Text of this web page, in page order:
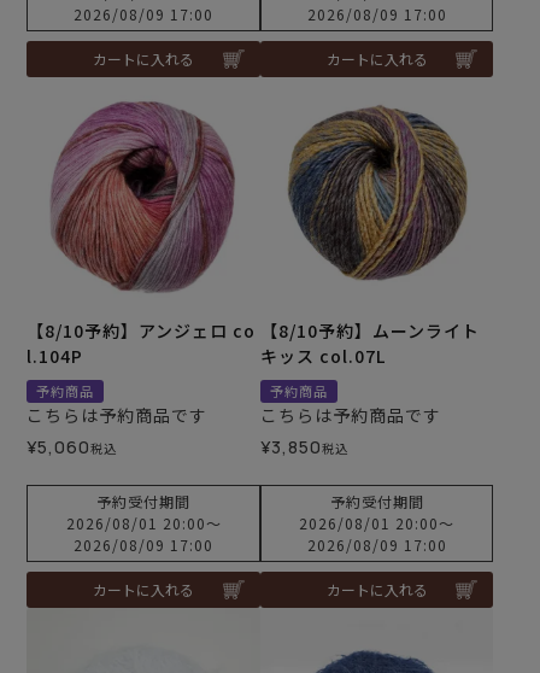
2026/08/09 17:00
カートに入れる
2026/08/09 17:00
カートに入れる
【8/10予約】アンジェロ co
l.104P
予約商品
こちらは予約商品です
¥5,060税込
予約受付期間
2026/08/01 20:00〜
2026/08/09 17:00
カートに入れる
【8/10予約】ムーンライト
キッス col.07L
予約商品
こちらは予約商品です
¥3,850税込
予約受付期間
2026/08/01 20:00〜
2026/08/09 17:00
カートに入れる